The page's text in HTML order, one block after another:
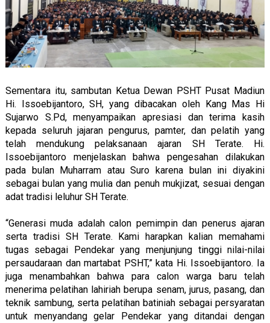
Sementara itu, sambutan Ketua Dewan PSHT Pusat Madiun
Hi. Issoebijantoro, SH, yang dibacakan oleh Kang Mas Hi
Sujarwo S.Pd, menyampaikan apresiasi dan terima kasih
kepada seluruh jajaran pengurus, pamter, dan pelatih yang
telah mendukung pelaksanaan ajaran SH Terate. Hi.
Issoebijantoro menjelaskan bahwa pengesahan dilakukan
pada bulan Muharram atau Suro karena bulan ini diyakini
sebagai bulan yang mulia dan penuh mukjizat, sesuai dengan
adat tradisi leluhur SH Terate.
“Generasi muda adalah calon pemimpin dan penerus ajaran
serta tradisi SH Terate. Kami harapkan kalian memahami
tugas sebagai Pendekar yang menjunjung tinggi nilai-nilai
persaudaraan dan martabat PSHT,” kata Hi. Issoebijantoro. Ia
juga menambahkan bahwa para calon warga baru telah
menerima pelatihan lahiriah berupa senam, jurus, pasang, dan
teknik sambung, serta pelatihan batiniah sebagai persyaratan
untuk menyandang gelar Pendekar yang ditandai dengan